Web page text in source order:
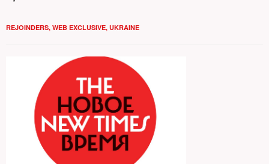
REJOINDERS, WEB EXCLUSIVE, UKRAINE